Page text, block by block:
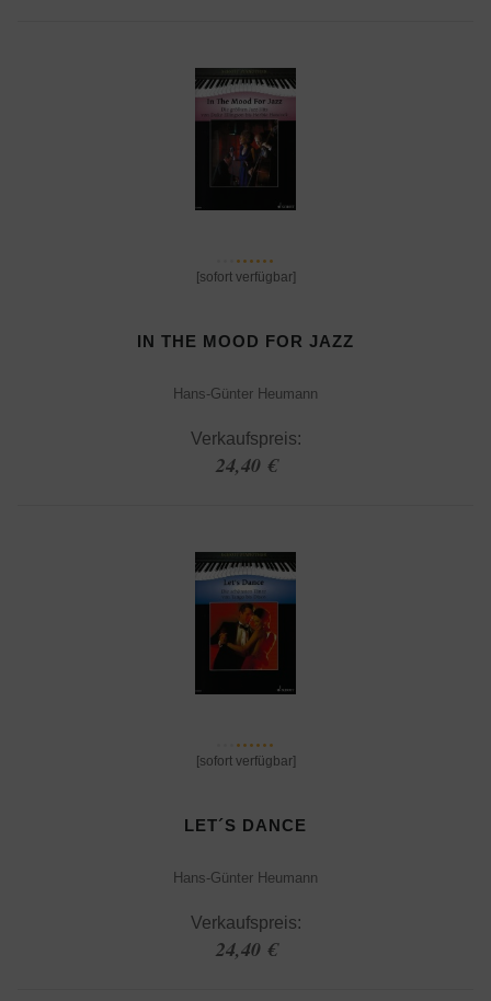
[sofort verfügbar]
IN THE MOOD FOR JAZZ
Hans-Günter Heumann
Verkaufspreis:
24,40 €
[sofort verfügbar]
LET´S DANCE
Hans-Günter Heumann
Verkaufspreis:
24,40 €